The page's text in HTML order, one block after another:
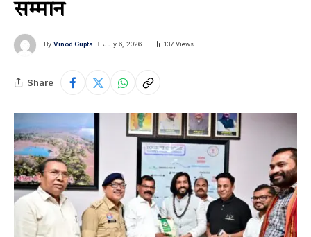
सम्मान
By Vinod Gupta July 6, 2026 137 Views
Share